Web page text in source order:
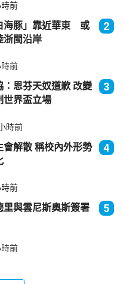
前
海豚」靠近華東 或
浙閩沿岸
2
前
：恩芬天奴道歉 改變
世界盃立場
3
時前
校內外形勢
4
前
里與雲尼斯奧斯簽署
5
前